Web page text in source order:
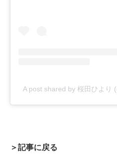
A post shared by 桜田ひより
＞記事に戻る